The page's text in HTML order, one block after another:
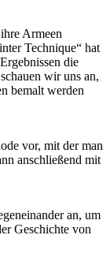
Armeen
Technique“ hat
die
wir uns an,
bemalt werden
vor, mit der man
anschließend mit
an, um
Geschichte von